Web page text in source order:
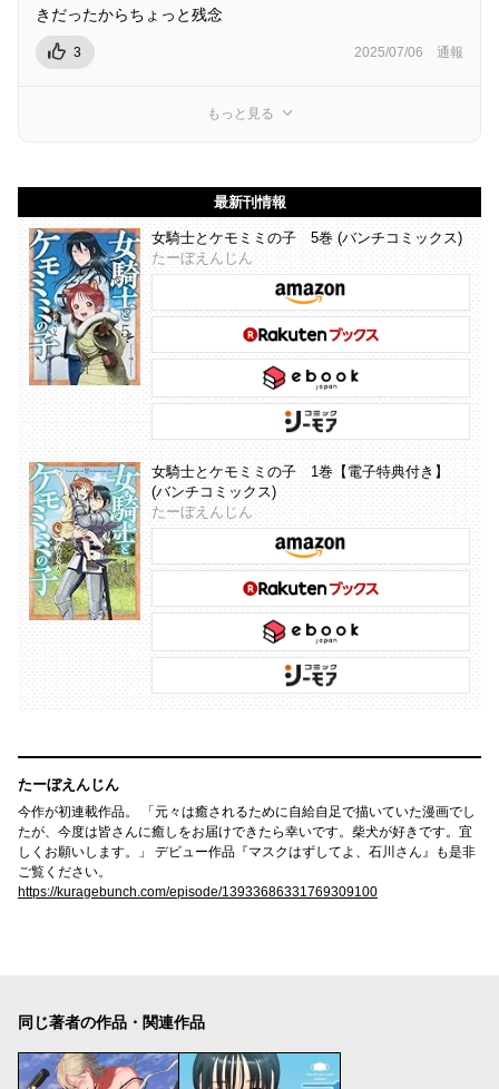
きだったからちょっと残念
3 2025/07/06 通報
もっと見る
最新刊情報
女騎士とケモミミの子 5巻 (バンチコミックス)
たーぼえんじん
女騎士とケモミミの子 1巻【電子特典付き】
(バンチコミックス)
たーぼえんじん
たーぼえんじん
今作が初連載作品。 「元々は癒されるために自給自足で描いていた漫画でし
たが、今度は皆さんに癒しをお届けできたら幸いです。柴犬が好きです。宜
しくお願いします。」 デビュー作品『マスクはずしてよ、石川さん』も是非
ご覧ください。
https://kuragebunch.com/episode/13933686331769309100
同じ著者の作品・関連作品